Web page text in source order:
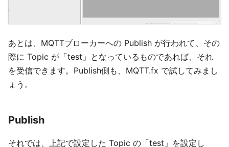
あとは、MQTTブローカーへの Publish が行われて、その
際に Topic が「test」となっているものであれば、それ
を受信できます。Publish側も、MQTT.fx で試してみまし
ょう。
Publish
それでは、上記で設定した Topic の「test」を設定し